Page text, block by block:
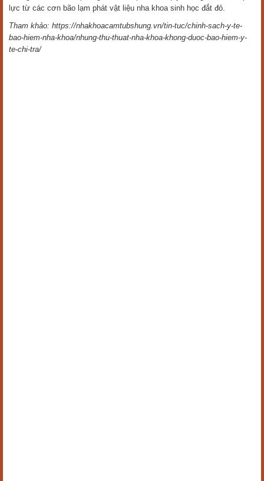
lực từ các cơn bão lạm phát vật liệu nha khoa sinh học đắt đỏ.
Tham khảo: https://nhakhoacamtubshung.vn/tin-tuc/chinh-sach-y-te-
bao-hiem-nha-khoa/nhung-thu-thuat-nha-khoa-khong-duoc-bao-hiem-y-
te-chi-tra/